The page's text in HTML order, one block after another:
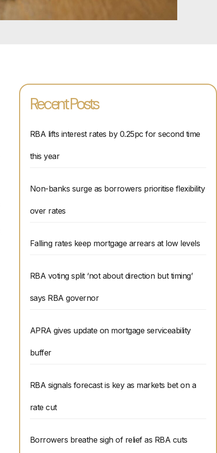
Recent Posts
RBA lifts interest rates by 0.25pc for second time
this year
Non-banks surge as borrowers prioritise flexibility
over rates
Falling rates keep mortgage arrears at low levels
RBA voting split ‘not about direction but timing’
says RBA governor
APRA gives update on mortgage serviceability
buffer
RBA signals forecast is key as markets bet on a
rate cut
Borrowers breathe sigh of relief as RBA cuts